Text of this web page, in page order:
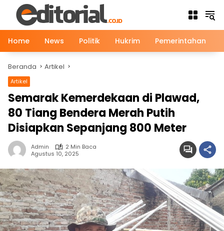
Langsung
konten
Home
News Politik Hukrim Pemerintahan
Beranda Artikel
Artikel
Semarak Kemerdekaan di Plawad,
80 Tiang Bendera Merah Putih
Disiapkan Sepanjang 800 Meter
Admin
2 Min Baca
Agustus 10, 2025